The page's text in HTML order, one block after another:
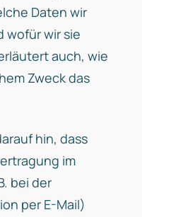
Daten wir
wofür wir sie
auch, wie
Zweck das
hin, dass
im
bei der
per E-Mail)